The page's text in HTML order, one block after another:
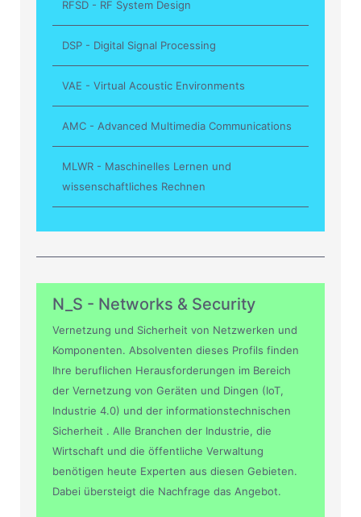
RFSD - RF System Design
DSP - Digital Signal Processing
VAE - Virtual Acoustic Environments
AMC - Advanced Multimedia Communications
MLWR - Maschinelles Lernen und
wissenschaftliches Rechnen
N_S - Networks & Security
Vernetzung und Sicherheit von Netzwerken und
Komponenten. Absolventen dieses Profils finden
Ihre beruflichen Herausforderungen im Bereich
der Vernetzung von Geräten und Dingen (IoT,
Industrie 4.0) und der informationstechnischen
Sicherheit . Alle Branchen der Industrie, die
Wirtschaft und die öffentliche Verwaltung
benötigen heute Experten aus diesen Gebieten.
Dabei übersteigt die Nachfrage das Angebot.